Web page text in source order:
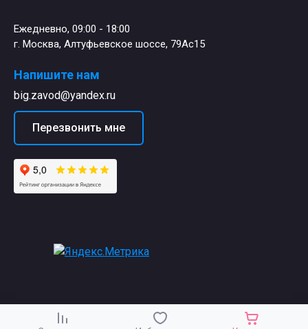
Ежедневно, 09:00 - 18:00
г. Москва, Алтуфьевское шоссе, 79Ас15
Напишите нам
big.zavod@yandex.ru
Перезвонить мне